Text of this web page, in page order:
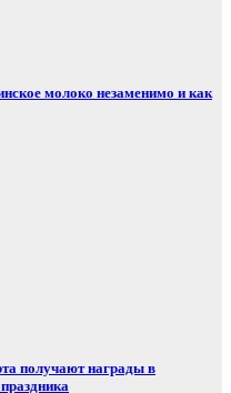
молоко незаменимо и как
получают награды в